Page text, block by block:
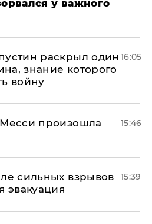
у важного
раскрыл один
знание которого
войну
16:05
произошла
15:46
сильных взрывов
эвакуация
15:39